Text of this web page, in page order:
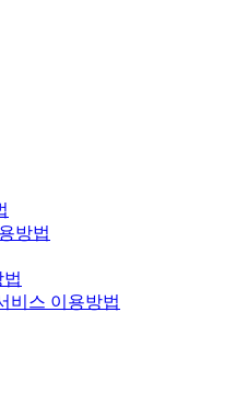
방법
비스 이용방법